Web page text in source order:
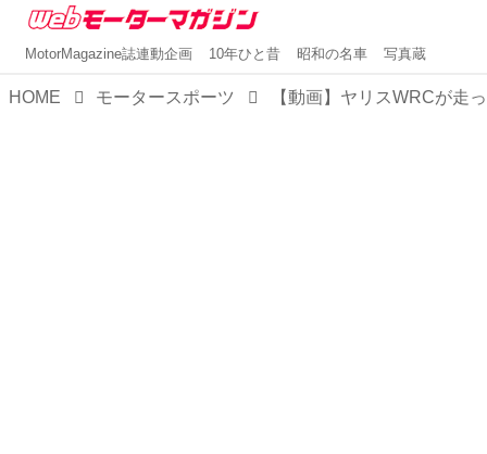
MotorMagazine誌連動企画 10年ひと昔 昭和の名車 写真蔵
HOME モータースポーツ